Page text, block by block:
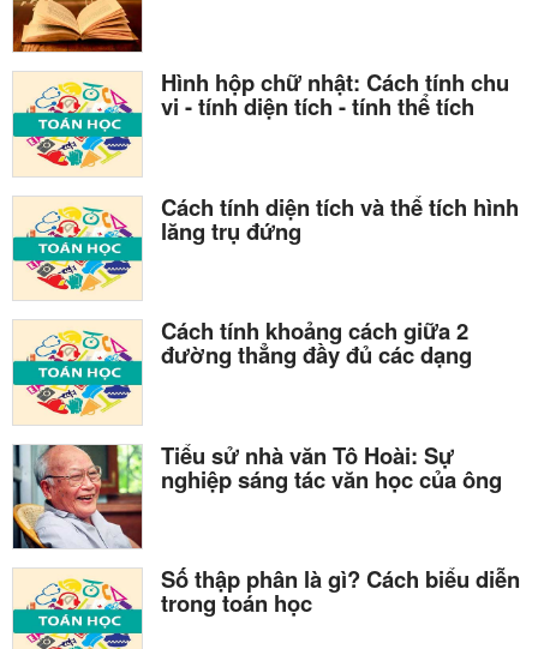
Hình hộp chữ nhật: Cách tính chu
vi - tính diện tích - tính thể tích
Cách tính diện tích và thể tích hình
lăng trụ đứng
Cách tính khoảng cách giữa 2
đường thẳng đầy đủ các dạng
Tiểu sử nhà văn Tô Hoài: Sự
nghiệp sáng tác văn học của ông
Số thập phân là gì? Cách biểu diễn
trong toán học